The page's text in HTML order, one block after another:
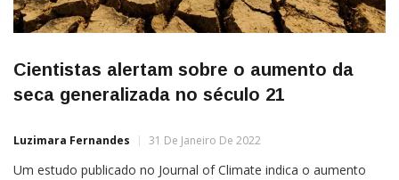
Cientistas alertam sobre o aumento da
seca generalizada no século 21
Luzimara Fernandes 31 De Janeiro De 2022
Um estudo publicado no Journal of Climate indica o aumento